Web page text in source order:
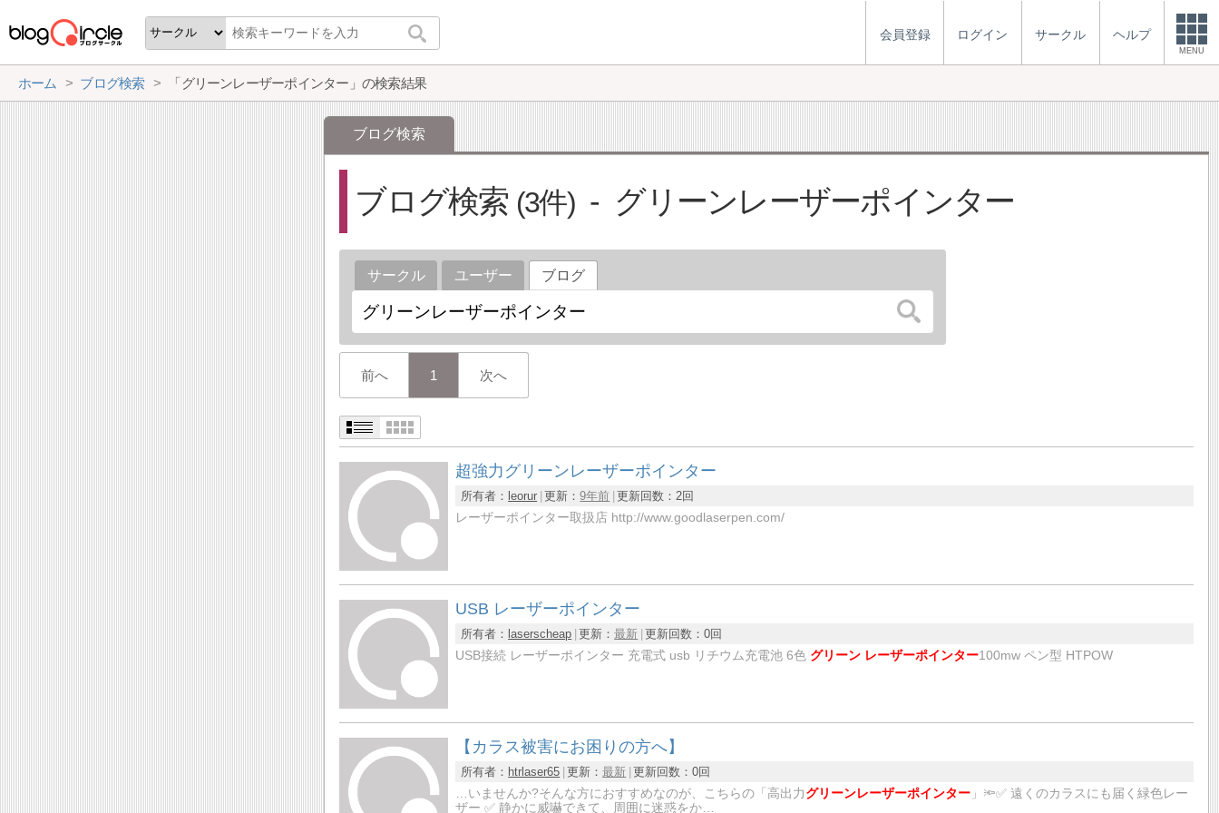
会員登録 ログイン サークル ヘルプ
MENU
ホーム ブログ検索 「グリーンレーザーポインター」の検索結果
ブログ検索
ブログ検索 3 グリーンレーザーポインター
サークル ユーザー ブログ
前へ 1 次へ
超強力グリーンレーザーポインター
所有者： leorur 更新：9年前 更新回数：2回
レーザーポインター取扱店 http://www.goodlaserpen.com/
USB レーザーポインター
所有者： laserscheap 更新：最新 更新回数：0回
USB接続 レーザーポインター 充電式 usb リチウム充電池 6色 グリーン レーザーポインター100mw ペン型 HTPOW
【カラス被害にお困りの方へ】
所有者： htrlaser65 更新：最新 更新回数：0回
…いませんか?そんな方におすすめなのが、こちらの「高出力 グリーンレーザーポインター」🔦✅ 遠くのカラスにも届く緑色レー
ザー ✅ 静かに威嚇できて、周囲に迷惑をか…